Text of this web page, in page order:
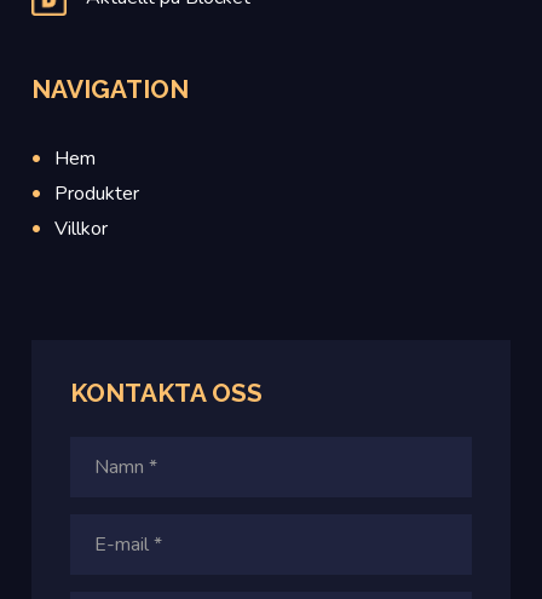
NAVIGATION
Hem
Produkter
Villkor
KONTAKTA OSS